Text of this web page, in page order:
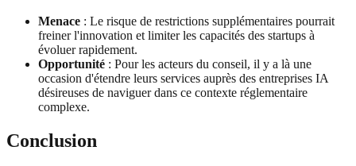
Menace : Le risque de restrictions supplémentaires pourrait
freiner l'innovation et limiter les capacités des startups à
évoluer rapidement.
Opportunité : Pour les acteurs du conseil, il y a là une
occasion d'étendre leurs services auprès des entreprises IA
désireuses de naviguer dans ce contexte réglementaire
complexe.
Conclusion